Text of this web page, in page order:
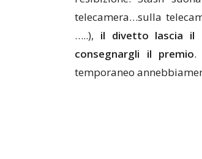
telecamera…sulla
…..), il divetto lascia il
consegnargli il premio.
temporaneo